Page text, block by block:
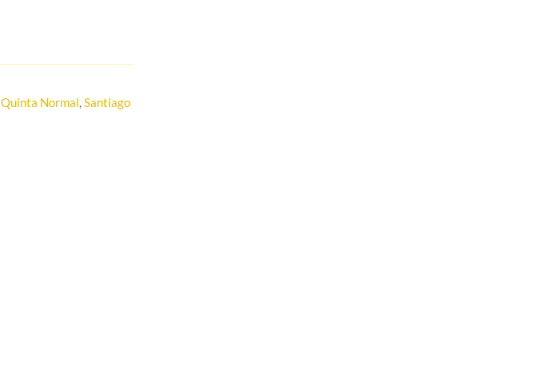
Quinta Normal,Santiago